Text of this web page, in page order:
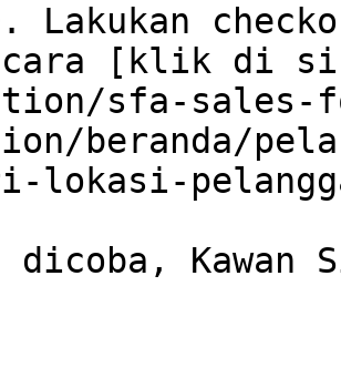
Lakukan
cara [klik di
sfa-sales-
beranda/
lokasi-